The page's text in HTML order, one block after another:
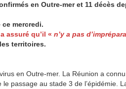
en Outre-mer et 11 décès
mercredi.
assuré qu’il « n’y a pas
territoires.
en Outre-mer. La Réunion a
passage au stade 3 de l’épidémie.